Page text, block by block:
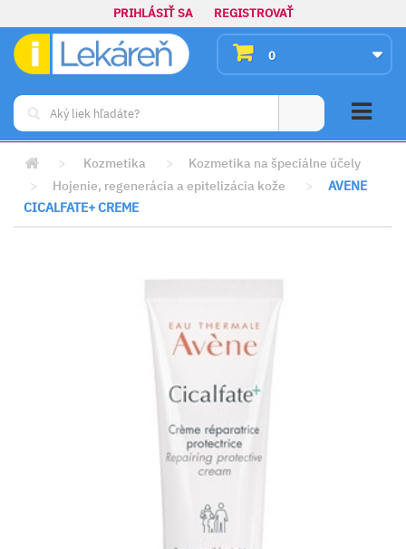
PRIHLÁSIŤ SA REGISTROVAŤ
0
> Kozmetika >
Kozmetika na špeciálne účely
>
Hojenie, regenerácia a epitelizácia kože >
AVENE
CICALFATE+ CREME